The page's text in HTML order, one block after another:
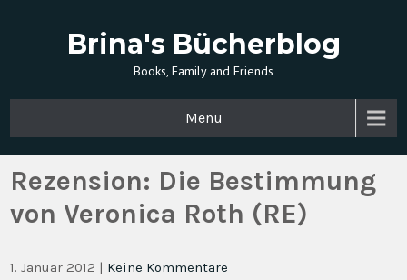
Brina's Bücherblog
Books, Family and Friends
Menu
Rezension: Die Bestimmung
von Veronica Roth (RE)
1. Januar 2012 | Keine Kommentare